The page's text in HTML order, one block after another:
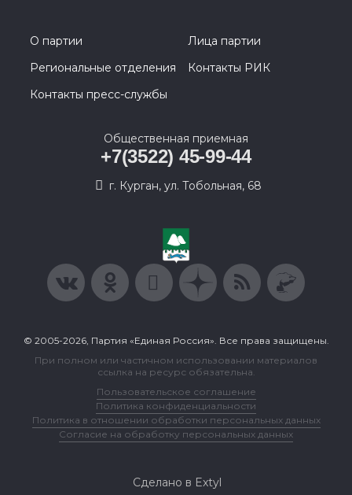
О партии
Лица партии
Региональные отделения
Контакты РИК
Контакты пресс-службы
Общественная приемная
+7(3522) 45-99-44
г. Курган, ул. Тобольная, 68
© 2005-2026, Партия «Единая Россия». Все права защищены.
При полном или частичном использовании материалов
ссылка на ресурс обязательна.
Пользовательское соглашение
Политика конфиденциальности
Политика в отношении обработки персональных данных
Согласие на обработку персональных данных
Сделано в Extyl